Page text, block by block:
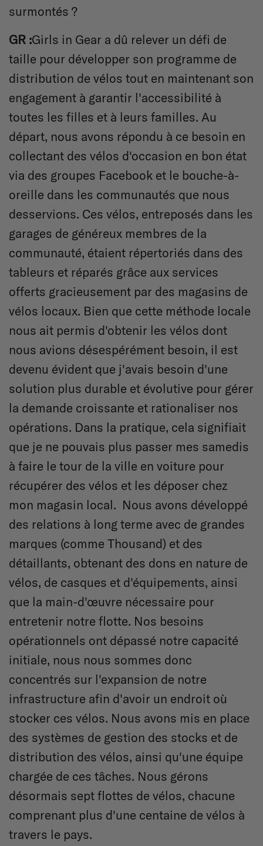
surmontés ?
GR :Girls in Gear a dû relever un défi de
taille pour développer son programme de
distribution de vélos tout en maintenant son
engagement à garantir l'accessibilité à
toutes les filles et à leurs familles. Au
départ, nous avons répondu à ce besoin en
collectant des vélos d'occasion en bon état
via des groupes Facebook et le bouche-à-
oreille dans les communautés que nous
desservions. Ces vélos, entreposés dans les
garages de généreux membres de la
communauté, étaient répertoriés dans des
tableurs et réparés grâce aux services
offerts gracieusement par des magasins de
vélos locaux. Bien que cette méthode locale
nous ait permis d'obtenir les vélos dont
nous avions désespérément besoin, il est
devenu évident que j'avais besoin d'une
solution plus durable et évolutive pour gérer
la demande croissante et rationaliser nos
opérations. Dans la pratique, cela signifiait
que je ne pouvais plus passer mes samedis
à faire le tour de la ville en voiture pour
récupérer des vélos et les déposer chez
mon magasin local. Nous avons développé
des relations à long terme avec de grandes
marques (comme Thousand) et des
détaillants, obtenant des dons en nature de
vélos, de casques et d'équipements, ainsi
que la main-d'œuvre nécessaire pour
entretenir notre flotte. Nos besoins
opérationnels ont dépassé notre capacité
initiale, nous nous sommes donc
concentrés sur l'expansion de notre
infrastructure afin d'avoir un endroit où
stocker ces vélos. Nous avons mis en place
des systèmes de gestion des stocks et de
distribution des vélos, ainsi qu'une équipe
chargée de ces tâches. Nous gérons
désormais sept flottes de vélos, chacune
comprenant plus d'une centaine de vélos à
travers le pays.